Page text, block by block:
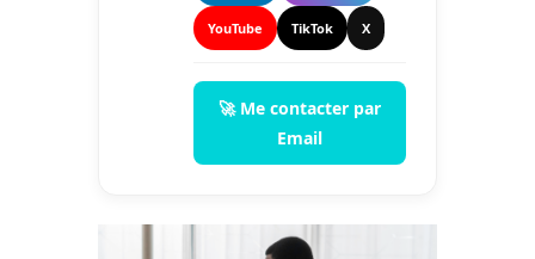
YouTube TikTok X
🚀 Me contacter par
Email